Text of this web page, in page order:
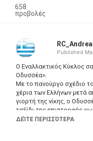
658
προβολές
Published
Ο Εναλλακτικός Κύκλος
Οδυσσέα».
Με το πανούργο σχέδιο
χέρια των Ελλήνων μετά
γιορτή της νίκης, ο
ταξίδι της επιστροφής
συναντήσουν στο ταξίδι
ΔΕΊΤΕ ΠΕΡΙΣΣΌΤΕΡΑ